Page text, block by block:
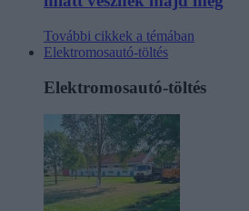
További cikkek a témában
Elektromosautó-töltés
Elektromosautó-töltés